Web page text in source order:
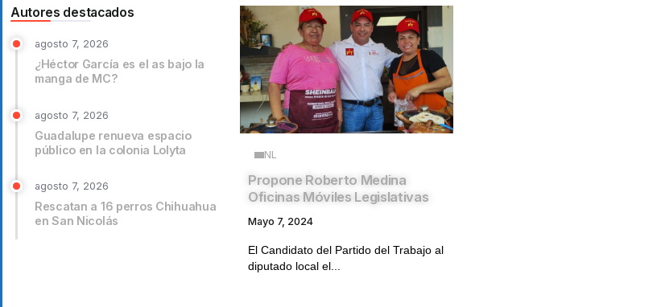
Autores destacados
agosto 7, 2026
¿Héctor García es el as bajo la
manga de MC?
agosto 7, 2026
Guadalupe renueva espacio
público en la colonia Lolyta
agosto 7, 2026
Rescatan a 16 perros Chihuahua
en San Nicolás
NL
Propone Roberto Medina
Oficinas Móviles Legislativas
Mayo 7, 2024
El Candidato del Partido del Trabajo al
diputado local el...